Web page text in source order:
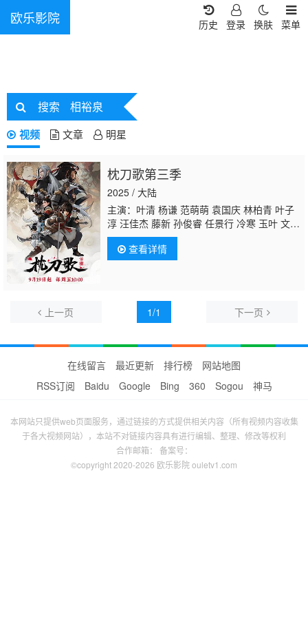
欧乐影院 菜单
换肤
登录
历史
搜索 相裕泉
视频 文章 明星
枕刀歌第三季
2025 / 大陆
主演：叶清 杨谦 范萌萌 袁国庆 林柏青 叶子
淳 汪佳杰 藤新 孙俊睿 任景行 冷寒 玉叶 文昊
宇 言浩 张家辉 臧聪聪 陶宇 万懿兴
曼瑜 尉俊仁 王珏 沈双迪 叶奕彤 华辰瑾 卢
晔 王以勒 张健豪 张倩 仵悦彤 仵悦轩 钱可
查看详情
上一页 1/1 下一页
在线留言 最近更新 排行榜
网站地图
RSS订阅
Baidu Google Bing 360 Sogou 神马
本网站只提供web页面服务，通过链接的方式提供相关内容（所有视频内容收集
于各大视频网站），本站不对链接内容具有进行编辑、整理、修改等权利
合作邮箱： 备案号：
©copyright 2020-2026 欧乐影院 ouletv1.com